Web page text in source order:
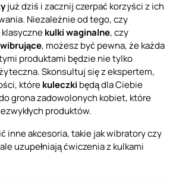
już dziś i zacznij czerpać korzyści z ich
Niezależnie od tego, czy
kulki waginalne, czy
, możesz być pewna, że każda
produktami będzie nie tylko
Skonsultuj się z ekspertem,
którekuleczki będą dla Ciebie
grona zadowolonych kobiet, które
produktów.
inne akcesoria, takie jakwibratoryczy
uzupełniają ćwiczenia z kulkami